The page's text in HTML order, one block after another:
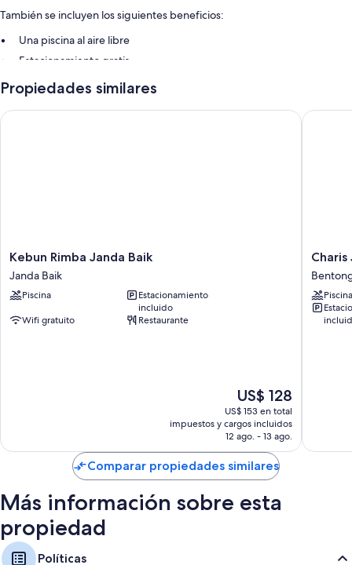
También se incluyen los siguientes beneficios:
Una piscina al aire libre
Estacionamiento gratis
Una mesa de billar, áreas para no fumadores y karaoke
Características de las habitaciones
Propiedades similares
Kebun
Rimba
Janda
Baik
Baik
Kebun Rimba Janda Baik
Janda Baik
Piscina
Estacionamiento
incluido
Wifi gratuito
Restaurante
El
precio
actual
es
de
US$ 128
US$ 128
US$ 153 en total
impuestos y cargos incluidos
12 ago. - 13 ago.
Kebun Rimba Janda Baik
Charis
Janda
Baik
Villas
Charis
Piscina
Charis
Comparar propiedades similares
Más información sobre esta
propiedad
Políticas